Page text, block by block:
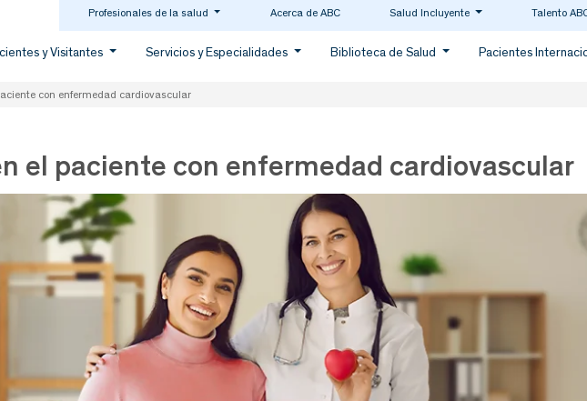
Profesionales de la salud Acerca de ABC Salud Incluyente Talento
y Visitantes Servicios y Especialidades Biblioteca de Salud Pacientes
con enfermedad cardiovascular
el paciente con enfermedad cardiovascular